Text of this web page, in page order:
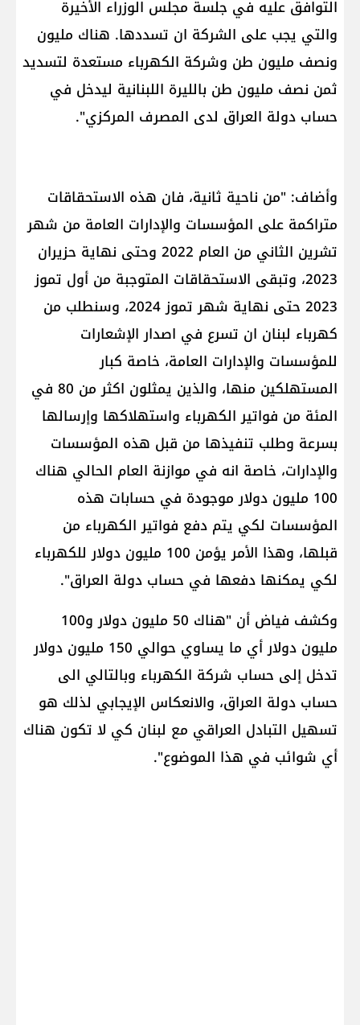
التوافق عليه في جلسة مجلس الوزراء الأخيرة
والتي يجب على الشركة ان تسددها. هناك مليون
ونصف مليون طن وشركة الكهرباء مستعدة لتسديد
ثمن نصف مليون طن بالليرة اللبنانية ليدخل في
حساب دولة العراق لدى المصرف المركزي".
وأضاف: "من ناحية ثانية، فان هذه الاستحقاقات
متراكمة على المؤسسات والإدارات العامة من شهر
تشرين الثاني من العام 2022 وحتى نهاية حزيران
2023، وتبقى الاستحقاقات المتوجبة من أول تموز
2023 حتى نهاية شهر تموز 2024، وسنطلب من
كهرباء لبنان ان تسرع في اصدار الإشعارات
للمؤسسات والإدارات العامة، خاصة كبار
المستهلكين منها، والذين يمثلون اكثر من 80 في
المئة من فواتير الكهرباء واستهلاكها وإرسالها
بسرعة وطلب تنفيذها من قبل هذه المؤسسات
والإدارات، خاصة انه في موازنة العام الحالي هناك
100 مليون دولار موجودة في حسابات هذه
المؤسسات لكي يتم دفع فواتير الكهرباء من
قبلها، وهذا الأمر يؤمن 100 مليون دولار للكهرباء
لكي يمكنها دفعها في حساب دولة العراق".
وكشف فياض أن "هناك 50 مليون دولار و100
مليون دولار أي ما يساوي حوالي 150 مليون دولار
تدخل إلى حساب شركة الكهرباء وبالتالي الى
حساب دولة العراق، والانعكاس الإيجابي لذلك هو
تسهيل التبادل العراقي مع لبنان كي لا تكون هناك
أي شوائب في هذا الموضوع".